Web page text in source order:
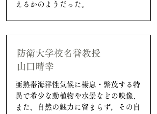
えるかのようだった。
防衛大学校名誉教授
山口晴幸
亜熱帯海洋性気候に棲息・繁茂する特
異で希少な動植物や水景などの映像、
また、自然の魅力に留まらず，その自